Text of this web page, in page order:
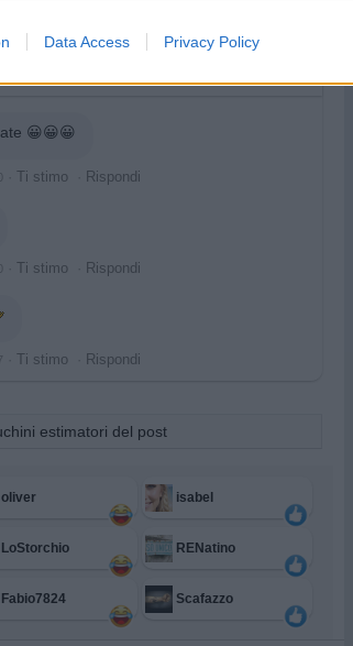
Data Access Privacy Policy
😀😀😀
Ti stimo Rispondi
Ti stimo Rispondi
Ti stimo Rispondi
estimatori del post
oliver isabel
LoStorchio RENatino
Fabio7824 Scafazzo